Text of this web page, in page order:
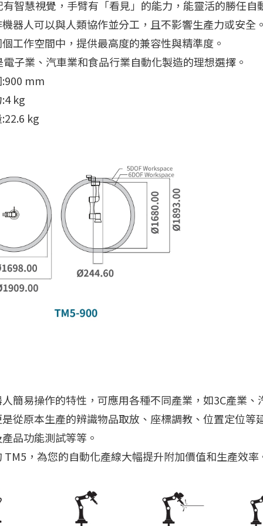
智慧視覺，手臂有「看見」的能力，能靈活的勝任自
器人可以與人類協作並分工，且不影響生產力或安全
工作空間中，提供最高度的兼容性與精準度。
子業、汽車業和食品行業自動化製造的理想選擇。
mm
kg
kg
簡易操作的特性，可應用各種不同產業，如3C產業
從原本生產的辨識物品取放、座標調教、位置定位等
品功能測試等等。
TM5，為您的自動化產線大幅提升附加價值和生產效率